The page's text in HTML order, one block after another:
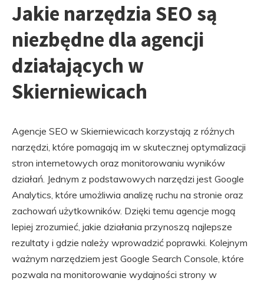
Jakie narzędzia SEO są
niezbędne dla agencji
działających w
Skierniewicach
Agencje SEO w Skierniewicach korzystają z różnych
narzędzi, które pomagają im w skutecznej optymalizacji
stron internetowych oraz monitorowaniu wyników
działań. Jednym z podstawowych narzędzi jest Google
Analytics, które umożliwia analizę ruchu na stronie oraz
zachowań użytkowników. Dzięki temu agencje mogą
lepiej zrozumieć, jakie działania przynoszą najlepsze
rezultaty i gdzie należy wprowadzić poprawki. Kolejnym
ważnym narzędziem jest Google Search Console, które
pozwala na monitorowanie wydajności strony w